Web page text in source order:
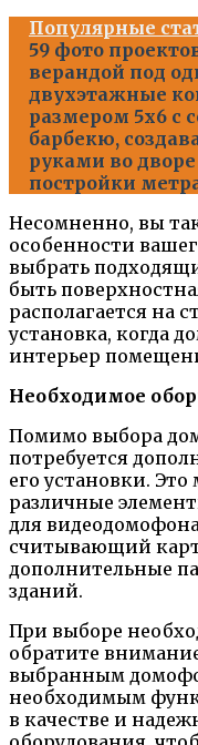
Популярные
59 фото
верандой под
двухэтажные
размером 5х6 с
барбекю,
руками во
постройки
Несомненно, вы
особенности
выбрать
быть
располагается на
установка, когда
интерьер
Необходимое
Помимо выбора
потребуется
его установки.
различные
для
считывающий
дополнительные
зданий.
При выборе
обратите
выбранным
необходимым
в качестве и